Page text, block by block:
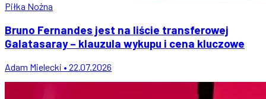
Piłka Nożna
Bruno Fernandes jest na liście transferowej
Galatasaray – klauzula wykupu i cena kluczowe
Adam Mielecki • 22.07.2026